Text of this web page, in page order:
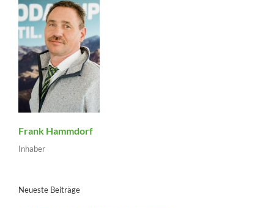
Frank Hammdorf
Inhaber
Neueste Beiträge